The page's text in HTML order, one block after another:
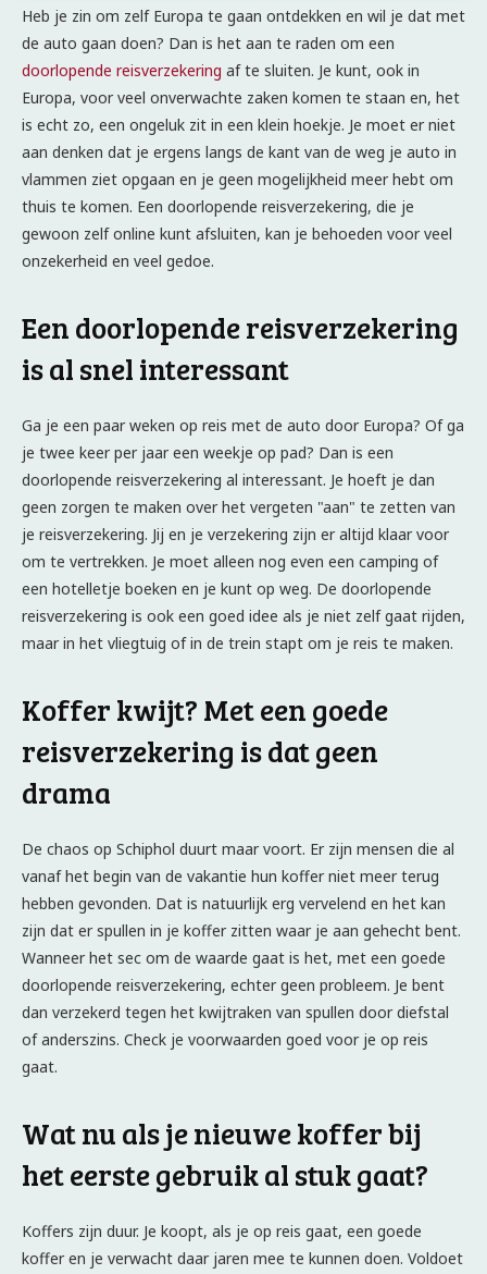
Heb je zin om zelf Europa te gaan ontdekken en wil je dat met
de auto gaan doen? Dan is het aan te raden om een
doorlopende reisverzekering af te sluiten. Je kunt, ook in
Europa, voor veel onverwachte zaken komen te staan en, het
is echt zo, een ongeluk zit in een klein hoekje. Je moet er niet
aan denken dat je ergens langs de kant van de weg je auto in
vlammen ziet opgaan en je geen mogelijkheid meer hebt om
thuis te komen. Een doorlopende reisverzekering, die je
gewoon zelf online kunt afsluiten, kan je behoeden voor veel
onzekerheid en veel gedoe.
Een doorlopende reisverzekering
is al snel interessant
Ga je een paar weken op reis met de auto door Europa? Of ga
je twee keer per jaar een weekje op pad? Dan is een
doorlopende reisverzekering al interessant. Je hoeft je dan
geen zorgen te maken over het vergeten "aan" te zetten van
je reisverzekering. Jij en je verzekering zijn er altijd klaar voor
om te vertrekken. Je moet alleen nog even een camping of
een hotelletje boeken en je kunt op weg. De doorlopende
reisverzekering is ook een goed idee als je niet zelf gaat rijden,
maar in het vliegtuig of in de trein stapt om je reis te maken.
Koffer kwijt? Met een goede
reisverzekering is dat geen
drama
De chaos op Schiphol duurt maar voort. Er zijn mensen die al
vanaf het begin van de vakantie hun koffer niet meer terug
hebben gevonden. Dat is natuurlijk erg vervelend en het kan
zijn dat er spullen in je koffer zitten waar je aan gehecht bent.
Wanneer het sec om de waarde gaat is het, met een goede
doorlopende reisverzekering, echter geen probleem. Je bent
dan verzekerd tegen het kwijtraken van spullen door diefstal
of anderszins. Check je voorwaarden goed voor je op reis
gaat.
Wat nu als je nieuwe koffer bij
het eerste gebruik al stuk gaat?
Koffers zijn duur. Je koopt, als je op reis gaat, een goede
koffer en je verwacht daar jaren mee te kunnen doen. Voldoet